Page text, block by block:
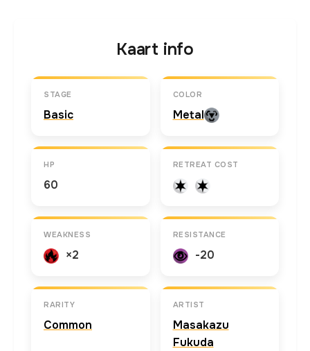
Kaart info
STAGE
Basic
COLOR
Metal
HP
60
RETREAT COST
WEAKNESS
×2
RESISTANCE
-20
RARITY
Common
ARTIST
Masakazu
Fukuda